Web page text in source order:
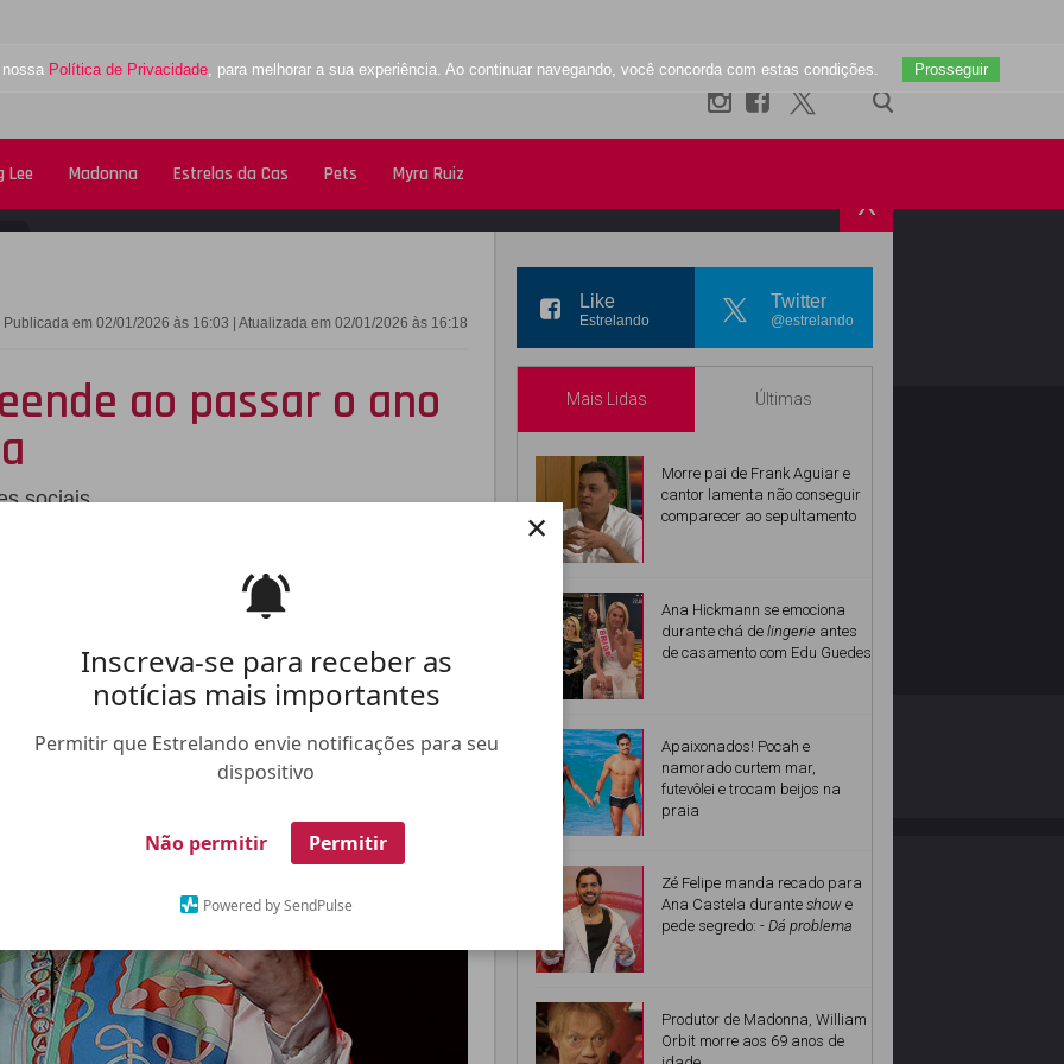
Inscreva-se para receber as
notícias mais importantes
Permitir que Estrelando envie notificações para seu
dispositivo
Não permitir Permitir
Powered by SendPulse
×
Política de Privacidade, para melhorar a sua experiência. Ao continuar navegando, você concorda com estas condições. Prosseguir
Lee Madonna Estrelas da Cas Pets Myra Ruiz
X
Publicada em 02/01/2026 às 16:03 | Atualizada em 02/01/2026 às 16:18
ao passar o ano
sociais
Like
Estrelando
Twitter
@estrelando
Mais Lidas Últimas
Morre pai de Frank Aguiar e
cantor lamenta não conseguir
comparecer ao sepultamento
Ana Hickmann se emociona
durante chá de lingerie antes
de casamento com Edu Guedes
Apaixonados! Pocah e
namorado curtem mar,
futevôlei e trocam beijos na
praia
Zé Felipe manda recado para
Ana Castela durante show e
pede segredo: - Dá problema
Produtor de Madonna, William
Orbit morre aos 69 anos de
INSTAGRAM
TRABALHE NO ESTRELANDO
Desenvolvido por